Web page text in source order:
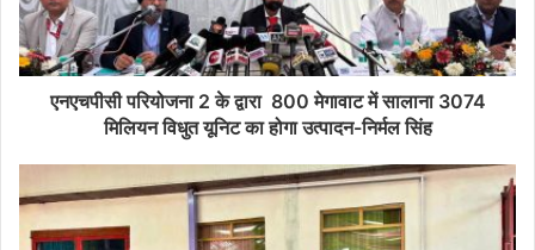
एनएचपीसी परियोजना 2 के द्वारा 800 मेगावाट में सालाना 3074
मिलियन विधुत यूनिट का होगा उत्पादन-निर्मल सिंह